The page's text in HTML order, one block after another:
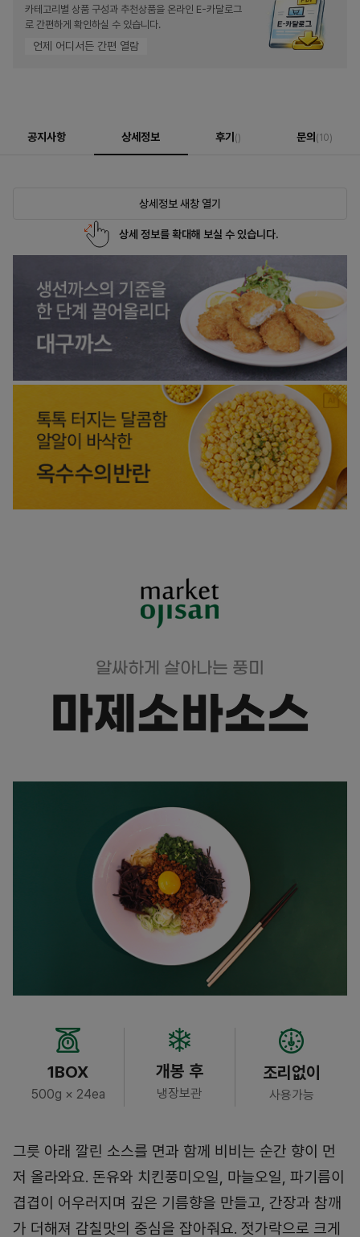
카테고리별 상품 구성과 추천상품을 온라인 E-카달로그
로 간편하게 확인하실 수 있습니다.
언제 어디서든 간편 열람
공지사항 상세정보 후기 () 문의 (10)
상세정보 새창 열기
상세 정보를 확대해 보실 수 있습니다.
알싸하게 살아나는 풍미
마제소바소스
1BOX
500g × 24ea
개봉 후
냉장보관
조리없이
사용가능
그릇 아래 깔린 소스를 면과 함께 비비는 순간 향이 먼
저 올라와요. 돈유와 치킨풍미오일, 마늘오일, 파기름이
겹겹이 어우러지며 깊은 기름향을 만들고, 간장과 참깨
가 더해져 감칠맛의 중심을 잡아줘요. 젓가락으로 크게